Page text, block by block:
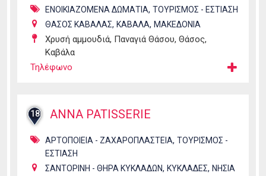
ΕΝΟΙΚΙΑΖΟΜΕΝΑ ΔΩΜΑΤΙΑ, ΤΟΥΡΙΣΜΟΣ - ΕΣΤΙΑΣΗ
ΘΑΣΟΣ ΚΑΒΑΛΑΣ, ΚΑΒΑΛΑ, ΜΑΚΕΔΟΝΙΑ
Χρυσή αμμουδιά, Παναγιά Θάσου, Θάσος,
Καβάλα
Τηλέφωνο
18 ANNA PATISSERIE
ΑΡΤΟΠΟΙΕΙΑ - ΖΑΧΑΡΟΠΛΑΣΤΕΙΑ, ΤΟΥΡΙΣΜΟΣ -
ΕΣΤΙΑΣΗ
ΣΑΝΤΟΡΙΝΗ - ΘΗΡΑ ΚΥΚΛΑΔΩΝ, ΚΥΚΛΑΔΕΣ, ΝΗΣΙΑ